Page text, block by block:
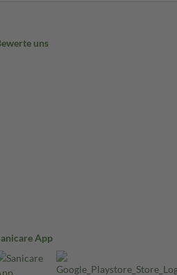
uns
App